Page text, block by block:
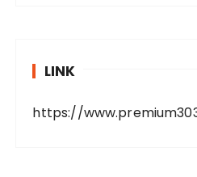
LINK
https://